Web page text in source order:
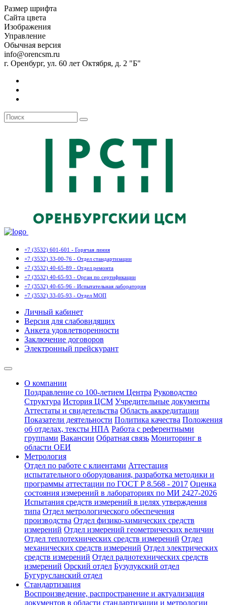
Размер шрифта
Сайта цвета
Изображения
Управление
Обычная версия
info@orencsm.ru
г. Оренбург, ул. 60 лет Октября, д. 2 "Б"
+7 (3532) 601-601 - Горячая линия
+7 (3532) 33-00-76 - Отдел стандартизации
+7 (3532) 40-65-89 - Отдел ремонта
+7 (3532) 40-65-93 - Орган по сертификации
+7 (3532) 40-65-96 - Испытательная лаборатория
+7 (3532) 33-05-93 - Отдел МОП
Личный кабинет
Версия для слабовидящих
Анкета удовлетворенности
Заключение договоров
Электронный прейскурант
О компании
Поздравление со 100-летием Центра Руководство
Структура История ЦСМ Учредительные документы
Аттестаты и свидетельства Область аккредитации
Показатели деятельности Политика качества Положения
об отделах, тексты НПА Работа с референтными
группами Вакансии Обратная связь Мониторинг в
области ОЕИ
Метрология
Отдел по работе с клиентами Аттестация
испытательного оборудования, разработка методики и
программы аттестации по ГОСТ Р 8.568 - 2017 Оценка
состояния измерений в лабораториях по МИ 2427-2026
Испытания средств измерений в целях утверждения
типа Отдел метрологического обеспечения
производства Отдел физико-химических средств
измерений Отдел измерений геометрических величин
Отдел теплотехнических средств измерений Отдел
механических средств измерений Отдел электрических
средств измерений Отдел радиотехнических средств
измерений Орский отдел Бузулукский отдел
Бугурусланский отдел
Стандартизация
Воспроизведение, распространение и актуализация
документов в области стандартизации и метрологии